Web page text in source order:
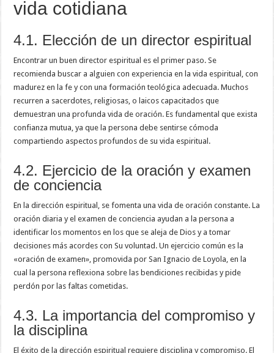
vida cotidiana
4.1. Elección de un director espiritual
Encontrar un buen director espiritual es el primer paso. Se
recomienda buscar a alguien con experiencia en la vida espiritual, con
madurez en la fe y con una formación teológica adecuada. Muchos
recurren a sacerdotes, religiosas, o laicos capacitados que
demuestran una profunda vida de oración. Es fundamental que exista
confianza mutua, ya que la persona debe sentirse cómoda
compartiendo aspectos profundos de su vida espiritual.
4.2. Ejercicio de la oración y examen
de conciencia
En la dirección espiritual, se fomenta una vida de oración constante. La
oración diaria y el examen de conciencia ayudan a la persona a
identificar los momentos en los que se aleja de Dios y a tomar
decisiones más acordes con Su voluntad. Un ejercicio común es la
«oración de examen», promovida por San Ignacio de Loyola, en la
cual la persona reflexiona sobre las bendiciones recibidas y pide
perdón por las faltas cometidas.
4.3. La importancia del compromiso y
la disciplina
El éxito de la dirección espiritual requiere disciplina y compromiso. El